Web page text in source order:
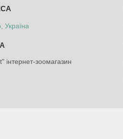
Україна
інтернет-зоомагазин